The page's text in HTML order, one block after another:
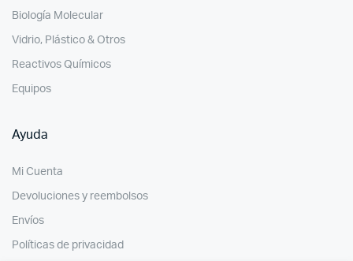
Biología Molecular
Vidrio, Plástico & Otros
Reactivos Químicos
Equipos
Ayuda
Mi Cuenta
Devoluciones y reembolsos
Envíos
Políticas de privacidad